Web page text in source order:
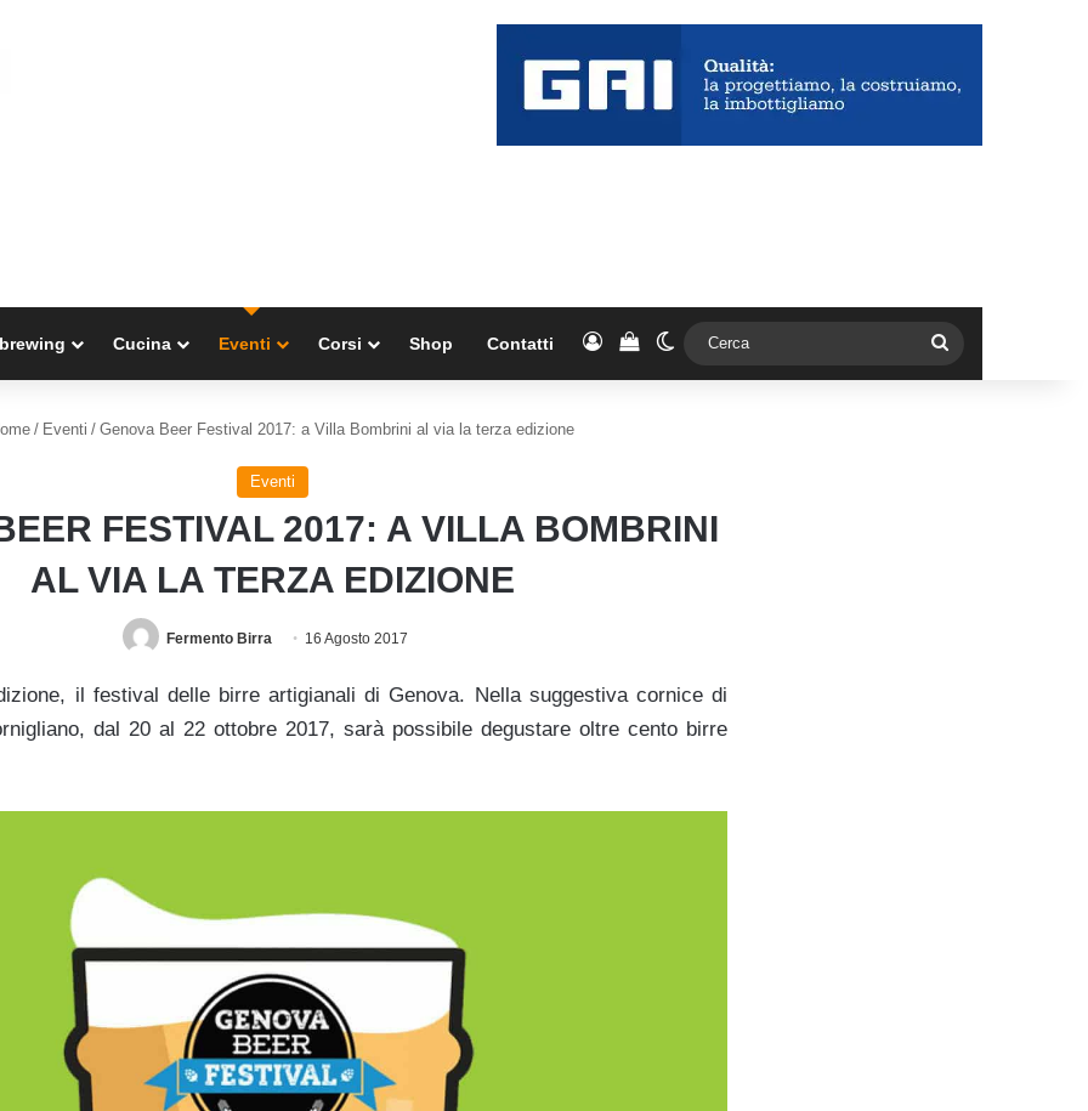
Cucina Eventi Corsi Shop Contatti AccediVedi il carrello
Cambia aspetto
/ Eventi / Genova Beer Festival 2017: a Villa Bombrini al via la terza edizione
Eventi
FESTIVAL 2017: A VILLA BOMBRINI
AL VIA LA TERZA EDIZIONE
Fermento Birra 16 Agosto 2017
il festival delle birre artigianali di Genova. Nella suggestiva cornice di
dal 20 al 22 ottobre 2017, sarà possibile degustare oltre cento birre